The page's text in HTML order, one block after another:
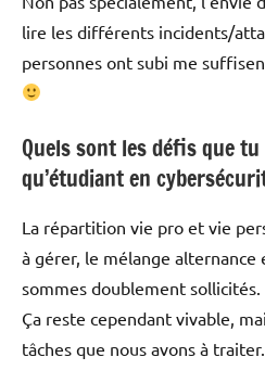
lire les différents incidents/
personnes ont subi me
Quels sont les défis que
qu’étudiant en
La répartition vie pro et vie
à gérer, le mélange
sommes doublement sollicités.
Ça reste cependant vivable,
tâches que nous avons à traiter.